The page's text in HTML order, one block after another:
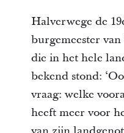
Halverwege de
burgemeester
die in het hele
bekend stond:
vraag: welke
heeft meer voor